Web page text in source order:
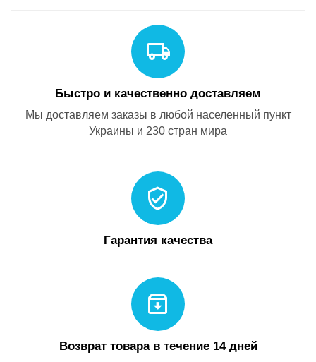
Быстро и качественно доставляем
Мы доставляем заказы в любой населенный пункт
Украины и 230 стран мира
Гарантия качества
Возврат товара в течение 14 дней